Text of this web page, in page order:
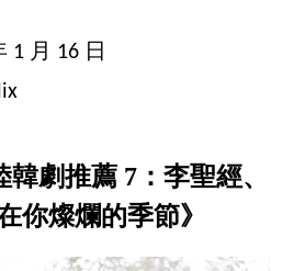
1 月 16 日
韓劇推薦 7：李聖經、
你燦爛的季節》